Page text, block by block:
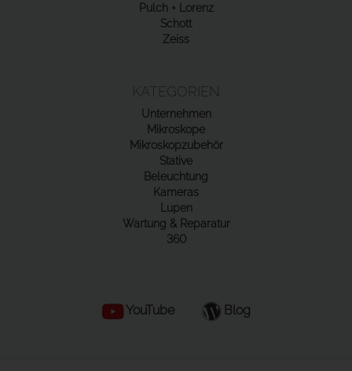
Pulch + Lorenz
Schott
Zeiss
KATEGORIEN
Unternehmen
Mikroskope
Mikroskopzubehör
Stative
Beleuchtung
Kameras
Lupen
Wartung & Reparatur
360
YouTube Blog